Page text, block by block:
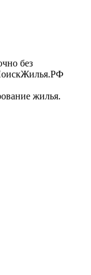
без
жилья.